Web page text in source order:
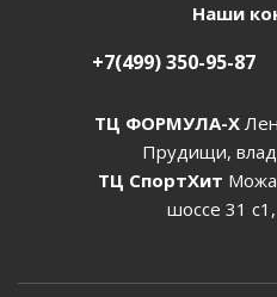
Наши
+7(499) 350-95-87
ТЦ ФОРМУЛА-Х
Прудищи,
ТЦ СпортХит
шоссе 31